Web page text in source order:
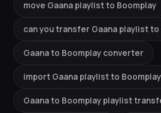
move Gaana playlist to Boomplay
can you transfer Gaana playlist to
Gaana to Boomplay converter
import Gaana playlist to Boomplay
Gaana to Boomplay playlist